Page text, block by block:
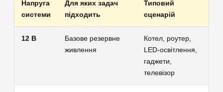
Напруга
системи
Для яких задач
підходить
Типовий
сценарій
12 В
Базове резервне
живлення
Котел, роутер,
LED-освітлення,
гаджети,
телевізор